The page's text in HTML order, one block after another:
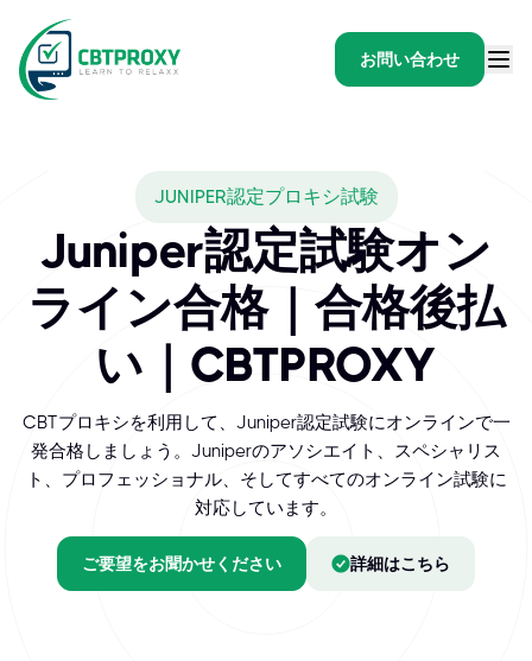
お問い合わせ
Juniper認定資格は、市場をリードするCiscoのサポートに必要な
JUNIPER認定プロキシ試験
Juniper認定試験オン
ライン合格｜合格後払
い｜CBTPROXY
CBTプロキシを利用して、Juniper認定試験にオンラインで一
発合格しましょう。Juniperのアソシエイト、スペシャリス
ト、プロフェッショナル、そしてすべてのオンライン試験に
対応しています。
ご要望をお聞かせください 詳細はこちら